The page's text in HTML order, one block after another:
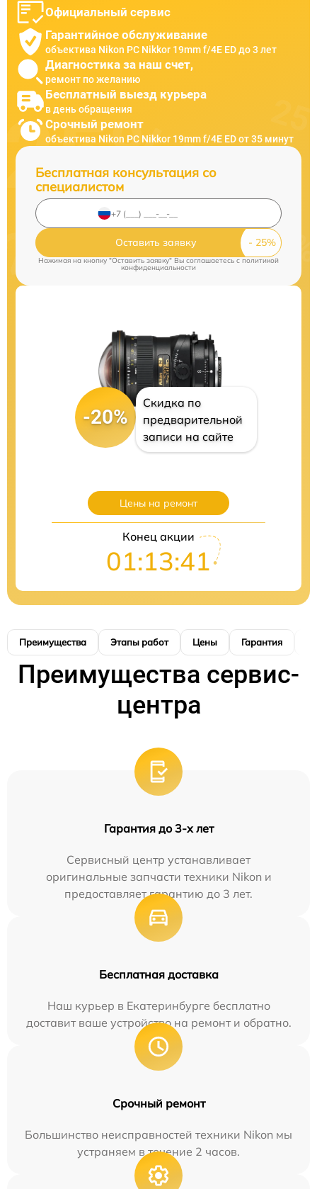
Официальный сервис
Гарантийное обслуживание
объектива Nikon PC Nikkor 19mm f/4E ED до 3 лет
Диагностика за наш счет,
ремонт по желанию
Бесплатный выезд курьера
в день обращения
Срочный ремонт
объектива Nikon PC Nikkor 19mm f/4E ED от 35 минут
Бесплатная консультация со
специалистом
Оставить заявку
Нажимая на кнопку "Оставить заявку" Вы соглашаетесь cполитикой
конфиденциальности
-20%
Скидка по
предварительной
записи на сайте
Цены на ремонт
Конец акции
01:13:40
Преимущества Этапы работ Цены Гарантия
Преимущества сервис-
центра
Гарантия до 3-х лет
Сервисный центр устанавливает
оригинальные запчасти техники Nikon и
предоставляет гарантию до 3 лет.
Бесплатная доставка
Наш курьер в Екатеринбурге бесплатно
доставит ваше устройство на ремонт и обратно.
Срочный ремонт
Большинство неисправностей техники Nikon мы
устраняем в течение 2 часов.